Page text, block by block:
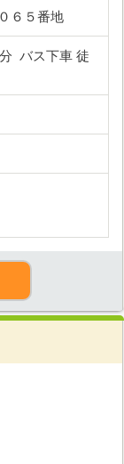
６５番地
バス下車 徒